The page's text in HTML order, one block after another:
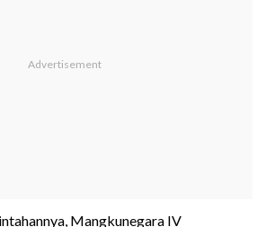
Mangkunegara IV